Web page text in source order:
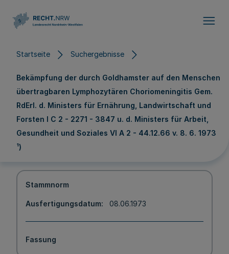
Startseite Suchergebnisse
Bekämpfung der durch Goldhamster auf den Menschen
übertragbaren Lymphozytären Choriomeningitis Gem.
RdErl. d. Ministers für Ernährung, Landwirtschaft und
Forsten I C 2 - 2271 - 3847 u. d. Ministers für Arbeit,
Gesundheit und Soziales VI A 2 - 44.12.66 v. 8. 6. 1973
¹)
Stammnorm
Ausfertigungsdatum 08.06.1973
Fassung